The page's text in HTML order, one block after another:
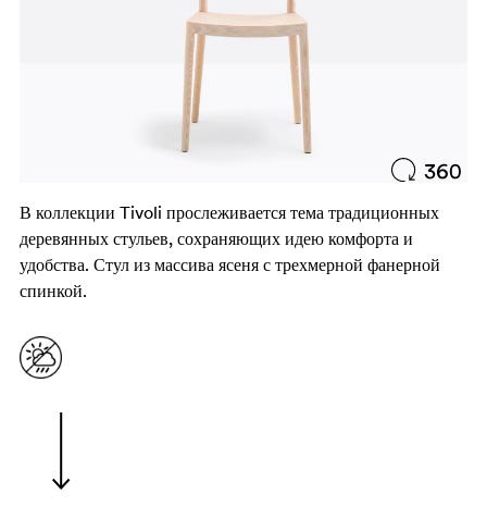
В коллекции Tivoli прослеживается тема традиционных
деревянных стульев, сохраняющих идею комфорта и
удобства. Стул из массива ясеня с трехмерной фанерной
спинкой.